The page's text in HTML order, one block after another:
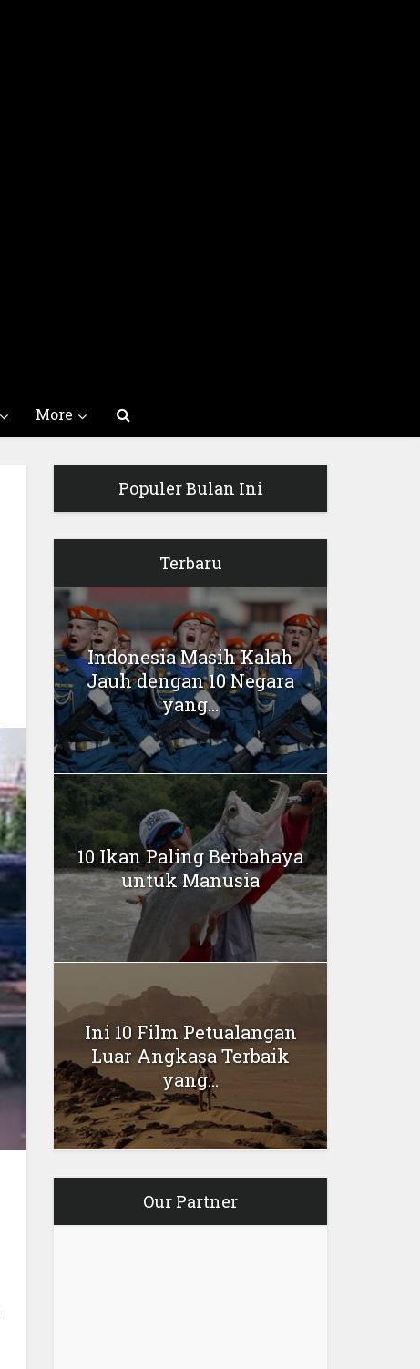
More
Populer Bulan Ini
Terbaru
Indonesia Masih Kalah
Jauh dengan 10 Negara
yang...
10 Ikan Paling Berbahaya
untuk Manusia
Ini 10 Film Petualangan
Luar Angkasa Terbaik
yang...
Our Partner